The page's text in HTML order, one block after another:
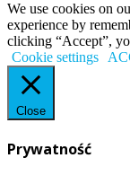
We use cookies on
experience by
clicking “Accept”,
Cookie settings
Close
Prywatność